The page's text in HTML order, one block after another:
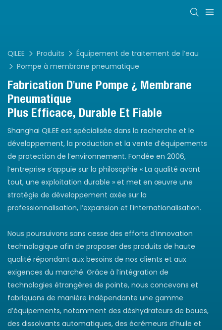
QILEE Produits
Équipement de traitement de l'eau
Pompe à membrane pneumatique
Fabrication D'une Pompe À Membrane
Pneumatique
Plus Efficace, Durable Et Fiable
Shanghai QILEE est spécialisée dans la recherche et le
développement, la production et la vente d'équipements
de protection de l'environnement. Fondée en 2006,
l'entreprise s'appuie sur la philosophie « La qualité avant
tout, une exploitation durable » et met en œuvre une
stratégie de développement axée sur la
professionnalisation, l'expansion et l'internationalisation.
Nous poursuivons sans cesse des efforts d'innovation
technologique afin de proposer des produits de haute
qualité répondant aux besoins de nos clients et aux
exigences du marché. Grâce à l'intégration de
technologies étrangères de pointe, nous concevons et
fabriquons de manière indépendante une gamme
d'équipements, notamment des déshydrateurs de boues,
des dissolvants automatiques, des écrémeurs d'huile et